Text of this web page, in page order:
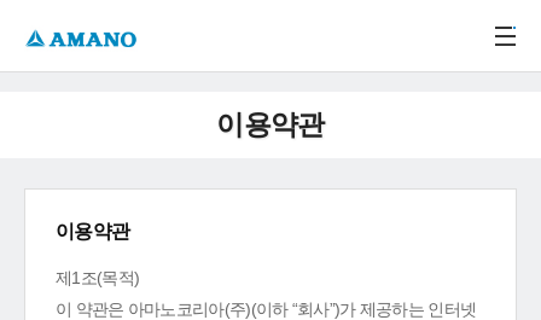
이용약관
이용약관
제1조(목적)
이 약관은 아마노코리아(주)(이하 “회사”)가 제공하는 인터넷